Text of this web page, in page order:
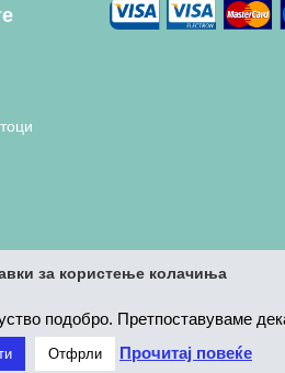
за користење колачиња
подобро. Претпоставуваме
Отфрли Прочитај повеќе